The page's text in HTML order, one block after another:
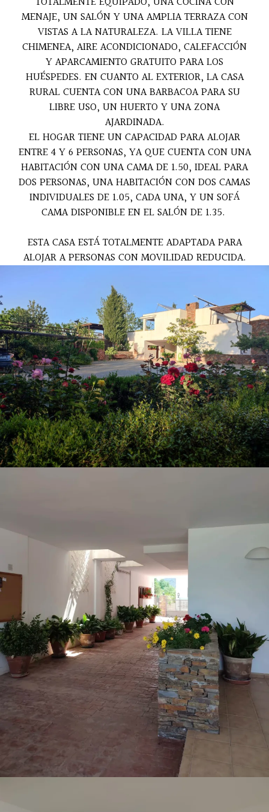
MENAJE, UN SALÓN Y UNA AMPLIA TERRAZA CON
VISTAS A LA NATURALEZA. LA VILLA TIENE
CHIMENEA, AIRE ACONDICIONADO, CALEFACCIÓN
Y APARCAMIENTO GRATUITO PARA LOS
HUÉSPEDES. EN CUANTO AL EXTERIOR, LA CASA
RURAL CUENTA CON UNA BARBACOA PARA SU
LIBRE USO, UN HUERTO Y UNA ZONA
AJARDINADA.
EL HOGAR TIENE UN CAPACIDAD PARA ALOJAR
ENTRE 4 Y 6 PERSONAS, YA QUE CUENTA CON UNA
HABITACIÓN CON UNA CAMA DE 1.50, IDEAL PARA
DOS PERSONAS, UNA HABITACIÓN CON DOS CAMAS
INDIVIDUALES DE 1.05, CADA UNA, Y UN SOFÁ
CAMA DISPONIBLE EN EL SALÓN DE 1.35.
ESTA CASA ESTÁ TOTALMENTE ADAPTADA PARA
ALOJAR A PERSONAS CON MOVILIDAD REDUCIDA.